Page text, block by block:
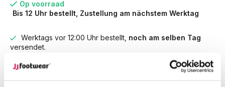
Op voorraad
Bis 12 Uhr bestellt, Zustellung am nächstem Werktag
Werktags vor 12:00 Uhr bestellt, noch am selben Tag
versendet.
deiner Bestellung
Kostenloser Versand